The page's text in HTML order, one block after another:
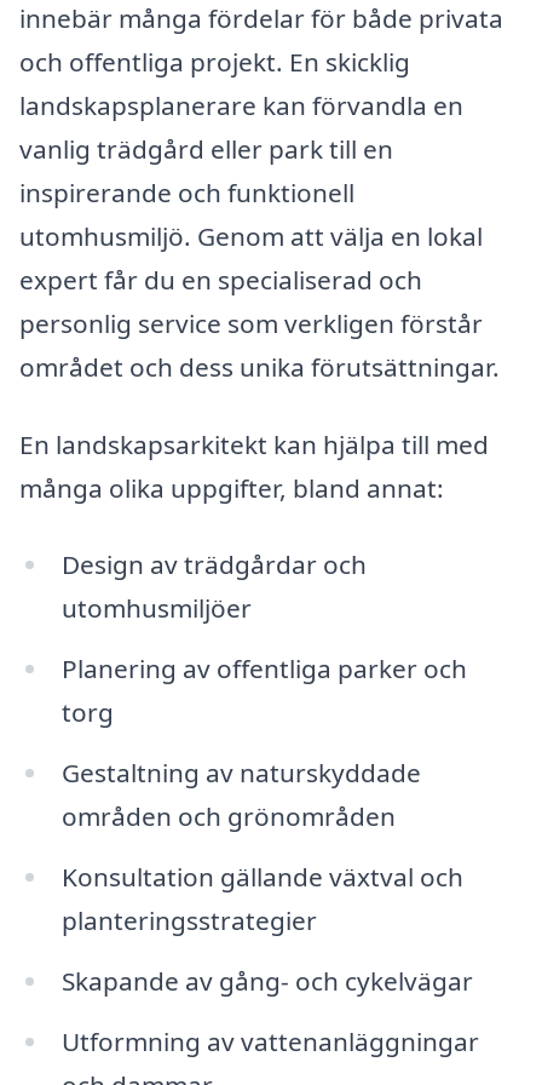
innebär många fördelar för både privata
och offentliga projekt. En skicklig
landskapsplanerare kan förvandla en
vanlig trädgård eller park till en
inspirerande och funktionell
utomhusmiljö. Genom att välja en lokal
expert får du en specialiserad och
personlig service som verkligen förstår
området och dess unika förutsättningar.
En landskapsarkitekt kan hjälpa till med
många olika uppgifter, bland annat:
Design av trädgårdar och
utomhusmiljöer
Planering av offentliga parker och
torg
Gestaltning av naturskyddade
områden och grönområden
Konsultation gällande växtval och
planteringsstrategier
Skapande av gång- och cykelvägar
Utformning av vattenanläggningar